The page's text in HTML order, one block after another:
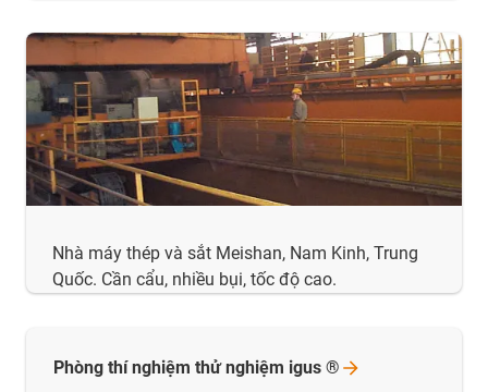
Nhà máy thép và sắt Meishan, Nam Kinh, Trung
Quốc. Cần cẩu, nhiều bụi, tốc độ cao.
Phòng thí nghiệm thử nghiệm igus ®